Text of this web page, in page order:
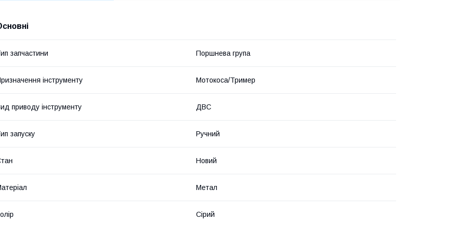
запчастини Поршнева група
інструменту Мотокоса/Тример
приводу інструменту ДВС
запуску Ручний
Новий
Метал
Сірий